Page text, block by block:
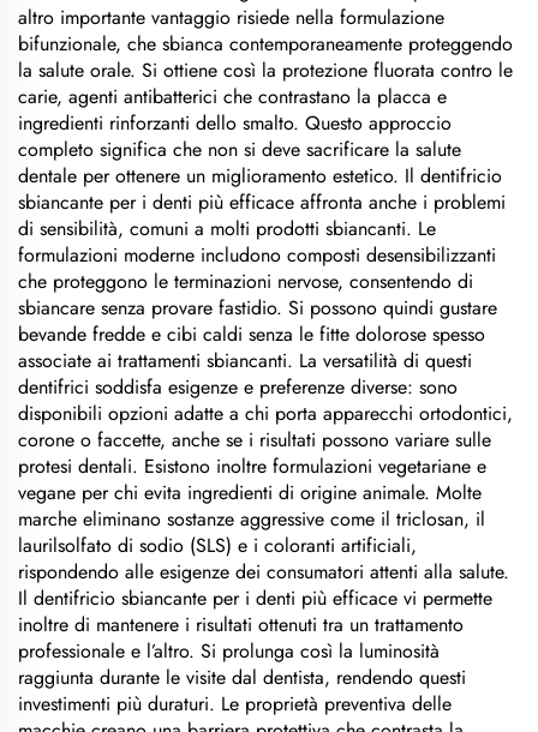
altro importante vantaggio risiede nella formulazione
bifunzionale, che sbianca contemporaneamente proteggendo
la salute orale. Si ottiene così la protezione fluorata contro le
carie, agenti antibatterici che contrastano la placca e
ingredienti rinforzanti dello smalto. Questo approccio
completo significa che non si deve sacrificare la salute
dentale per ottenere un miglioramento estetico. Il dentifricio
sbiancante per i denti più efficace affronta anche i problemi
di sensibilità, comuni a molti prodotti sbiancanti. Le
formulazioni moderne includono composti desensibilizzanti
che proteggono le terminazioni nervose, consentendo di
sbiancare senza provare fastidio. Si possono quindi gustare
bevande fredde e cibi caldi senza le fitte dolorose spesso
associate ai trattamenti sbiancanti. La versatilità di questi
dentifrici soddisfa esigenze e preferenze diverse: sono
disponibili opzioni adatte a chi porta apparecchi ortodontici,
corone o faccette, anche se i risultati possono variare sulle
protesi dentali. Esistono inoltre formulazioni vegetariane e
vegane per chi evita ingredienti di origine animale. Molte
marche eliminano sostanze aggressive come il triclosan, il
laurilsolfato di sodio (SLS) e i coloranti artificiali,
rispondendo alle esigenze dei consumatori attenti alla salute.
Il dentifricio sbiancante per i denti più efficace vi permette
inoltre di mantenere i risultati ottenuti tra un trattamento
professionale e l’altro. Si prolunga così la luminosità
raggiunta durante le visite dal dentista, rendendo questi
investimenti più duraturi. Le proprietà preventiva delle